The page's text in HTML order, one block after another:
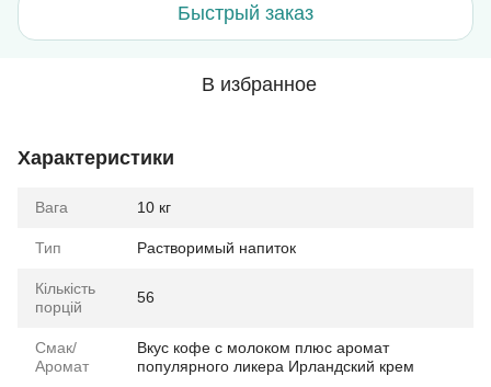
Быстрый заказ
В избранное
Характеристики
Вага 10 кг
Тип Растворимый напиток
Кількість
порцій
56
Смак/
Аромат
Вкус кофе с молоком плюс аромат
популярного ликера Ирландский крем